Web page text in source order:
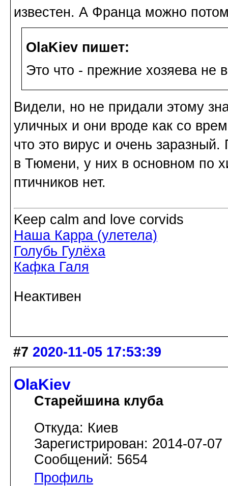
известен. А Франца можно
OlaKiev пишет:
Это что - прежние хозяева не
Видели, но не придали этому
уличных и они вроде как со
что это вирус и очень
в Тюмени, у них в основном по
птичников нет.
Keep calm and love corvids
Наша Карра (улетела)
Голубь Гулёха
Кафка Галя
Неактивен
#7 2020-11-05 17:53:39
OlaKiev
Старейшина клуба
Откуда: Киев
Зарегистрирован: 2014-07-07
Сообщений: 5654
Профиль